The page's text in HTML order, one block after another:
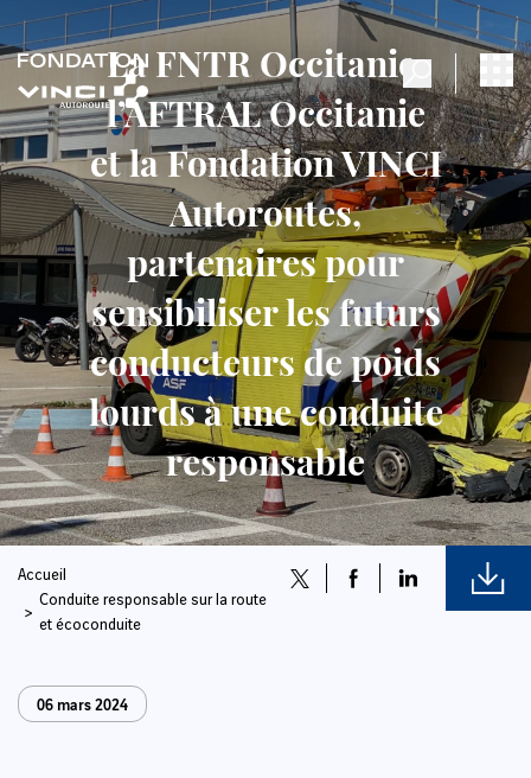
La FNTR Occitanie,
l’AFTRAL Occitanie
et la Fondation VINCI
Autoroutes,
partenaires pour
sensibiliser les futurs
conducteurs de poids
lourds à une conduite
responsable
Accueil
Conduite responsable sur la route
et écoconduite
06 mars 2024